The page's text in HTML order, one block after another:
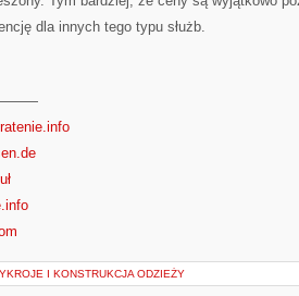
dla innych tego typu służb.
I KONSTRUKCJA ODZIEŻY